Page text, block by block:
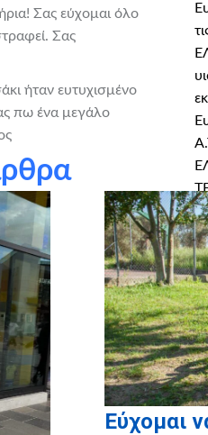
Σας εύχομαι όλο
Σας
ήταν ευτυχισμένο
πω ένα μεγάλο
Εύχομαι